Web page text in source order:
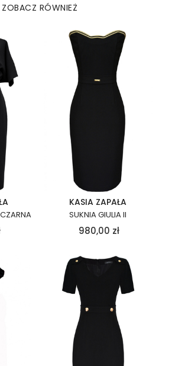
ZOBACZ RÓWNIEŻ
KASIA ZAPAŁA
SUKNIA GIULIA II
980,00 zł